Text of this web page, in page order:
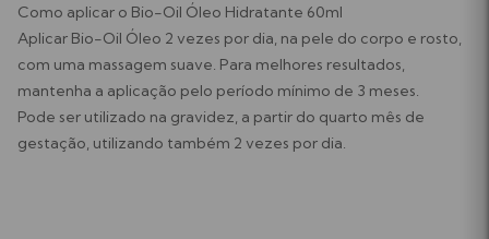
Como aplicar o Bio-Oil Óleo Hidratante 60ml
Aplicar Bio-Oil Óleo 2 vezes por dia, na pele do corpo e rosto,
com uma massagem suave. Para melhores resultados,
mantenha a aplicação pelo período mínimo de 3 meses.
Pode ser utilizado na gravidez, a partir do quarto mês de
gestação, utilizando também 2 vezes por dia.